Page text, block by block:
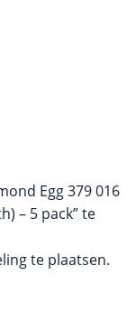
Egg 379 016
– 5 pack” te
te plaatsen.